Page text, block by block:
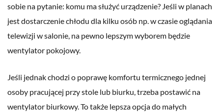
sobie na pytanie: komu ma służyć urządzenie? Jeśli w planach
jest dostarczenie chłodu dla kilku osób np. w czasie oglądania
telewizji w salonie, na pewno lepszym wyborem będzie
wentylator pokojowy.
Jeśli jednak chodzi o poprawę komfortu termicznego jednej
osoby pracującej przy stole lub biurku, trzeba postawić na
wentylator biurkowy. To także lepsza opcja do małych